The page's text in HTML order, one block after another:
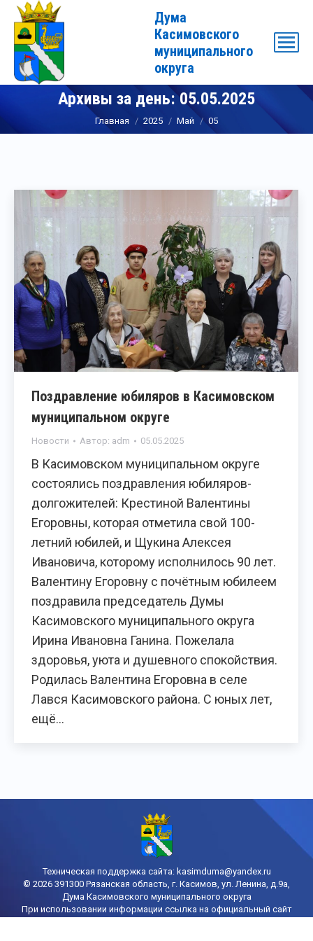
Дума
Касимовского
муниципального
округа
Архивы за день:05.05.2025
Вы здесь:
Главная 2025 Май 05
Поздравление юбиляров в Касимовском
муниципальном округе
Новости Автор: adm 05.05.2025
В Касимовском муниципальном округе
состоялись поздравления юбиляров-
долгожителей: Крестиной Валентины
Егоровны, которая отметила свой 100-
летний юбилей, и Щукина Алексея
Ивановича, которому исполнилось 90 лет.
Валентину Егоровну с почётным юбилеем
поздравила председатель Думы
Касимовского муниципального округа
Ирина Ивановна Ганина. Пожелала
здоровья, уюта и душевного спокойствия.
Родилась Валентина Егоровна в селе
Лався Касимовского района. С юных лет,
ещё…
Техническая поддержка сайта: kasimduma@yandex.ru
© 2026 391300 Рязанская область, г. Касимов, ул. Ленина, д.9а,
Дума Касимовского муниципального округа
При использовании информации ссылка на официальный сайт